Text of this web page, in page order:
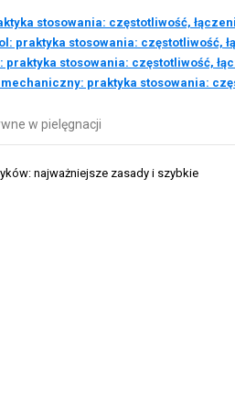
stosowania: częstotliwość,
praktyka stosowania: częstotliwość,
praktyka stosowania: częstotliwość,
praktyka stosowania:
w pielęgnacji
najważniejsze zasady i szybkie